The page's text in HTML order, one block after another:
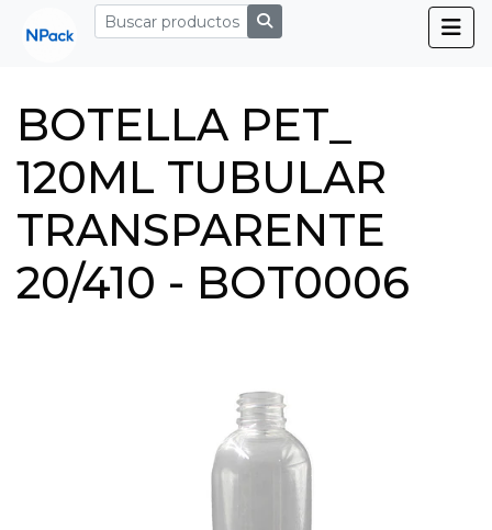
BOTELLA PET_
120ML TUBULAR
TRANSPARENTE
20/410 - BOT0006